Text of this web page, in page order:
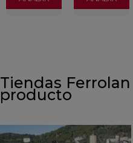
Tiendas
producto